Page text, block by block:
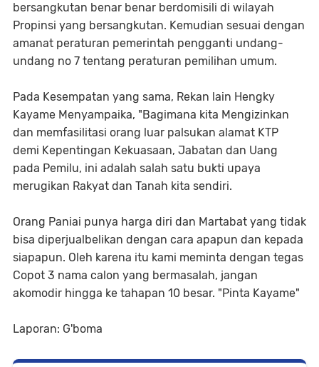
bersangkutan benar benar berdomisili di wilayah
Propinsi yang bersangkutan. Kemudian sesuai dengan
amanat peraturan pemerintah pengganti undang-
undang no 7 tentang peraturan pemilihan umum.
Pada Kesempatan yang sama, Rekan lain Hengky
Kayame Menyampaika, "Bagimana kita Mengizinkan
dan memfasilitasi orang luar palsukan alamat KTP
demi Kepentingan Kekuasaan, Jabatan dan Uang
pada Pemilu, ini adalah salah satu bukti upaya
merugikan Rakyat dan Tanah kita sendiri.
Orang Paniai punya harga diri dan Martabat yang tidak
bisa diperjualbelikan dengan cara apapun dan kepada
siapapun. Oleh karena itu kami meminta dengan tegas
Copot 3 nama calon yang bermasalah, jangan
akomodir hingga ke tahapan 10 besar. "Pinta Kayame"
Laporan: G'boma